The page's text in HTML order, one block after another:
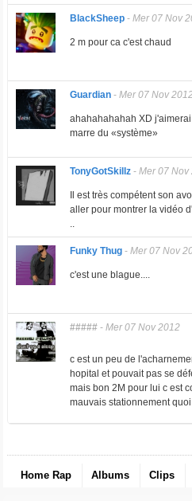
BlackSheep- Mer 07 Nov
2 m pour ca c'est chaud
Guardian- Mer 07 Nov
ahahahahahah XD
marre du «système»
TonyGotSkillz- Mer 07 Nov
Il est très compétent son
aller pour montrer la vidéo
Funky Thug- Mer 07 Nov
c'est une blague....
#####- Mer 07 Nov 2012
c est un peu de
hopital et pouvait pas se
mais bon 2M pour lui c est
mauvais stationnement quoi
Home Rap Albums Clips